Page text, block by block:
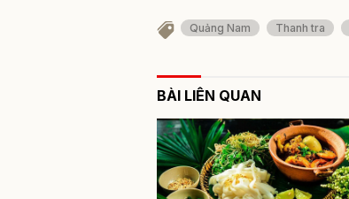
Quảng Nam Thanh tra
BÀI LIÊN QUAN